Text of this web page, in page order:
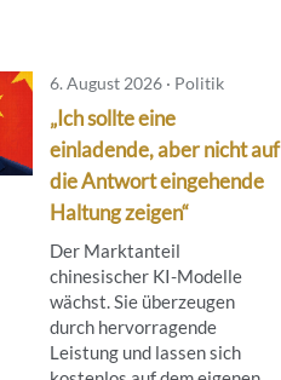
6. August 2026 · Politik
„Ich sollte eine
einladende, aber nicht auf
die Antwort eingehende
Haltung zeigen“
Der Marktanteil
chinesischer KI-Modelle
wächst. Sie überzeugen
durch hervorragende
Leistung und lassen sich